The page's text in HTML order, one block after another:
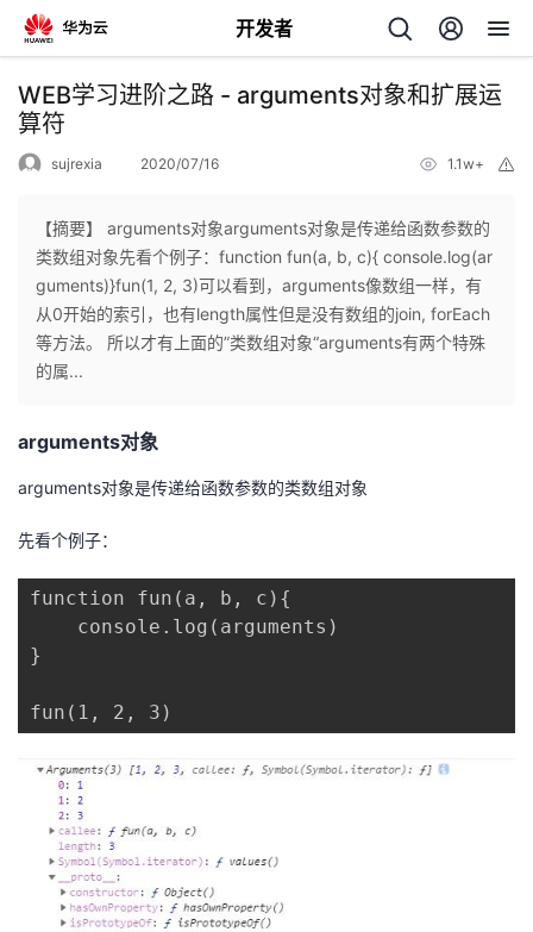
开发者
返
回
个
人
页
我
开
者
客
论
坛
的
圈
子
我
的
直
我
的
我
WEB学习进阶之路 - arguments对象和扩展运
算符
sujrexia 2020/07/16 1.1w+
【摘要】 arguments对象arguments对象是传递给函数参数的
类数组对象先看个例子：function fun(a, b, c){ console.log(ar
guments)}fun(1, 2, 3)可以看到，arguments像数组一样，有
从0开始的索引，也有length属性但是没有数组的join, forEach
等方法。 所以才有上面的”类数组对象“arguments有两个特殊
的属...
arguments对象
arguments对象是传递给函数参数的类数组对象
先看个例子：
function fun(a, b, c){
console.log(arguments)
}
fun(1, 2, 3)